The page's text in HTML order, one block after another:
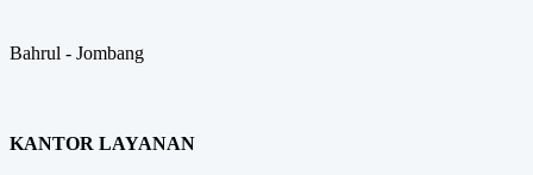
Bahrul - Jombang
KANTOR LAYANAN